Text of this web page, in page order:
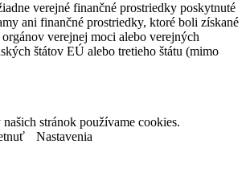
verejné finančné prostriedky poskytnuté
ani finančné prostriedky, ktoré boli získané
verejnej moci alebo verejných
štátov EÚ alebo tretieho štátu (mimo
stránok používame cookies.
Nastavenia